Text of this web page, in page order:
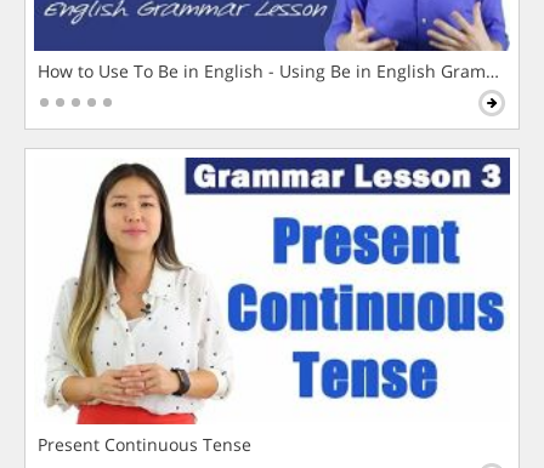
How to Use To Be in English - Using Be in English Grammar
Present Continuous Tense